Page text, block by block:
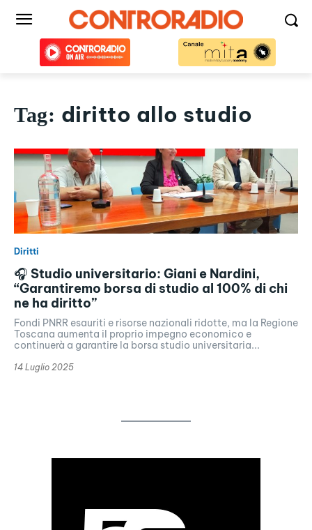
Tag: diritto allo studio
Diritti
🎧 Studio universitario: Giani e Nardini,
“Garantiremo borsa di studio al 100% di chi
ne ha diritto”
Fondi PNRR esauriti e risorse nazionali ridotte, ma la Regione
Toscana aumenta il proprio impegno economico e
continuerà a garantire la borsa studio universitaria...
14 Luglio 2025